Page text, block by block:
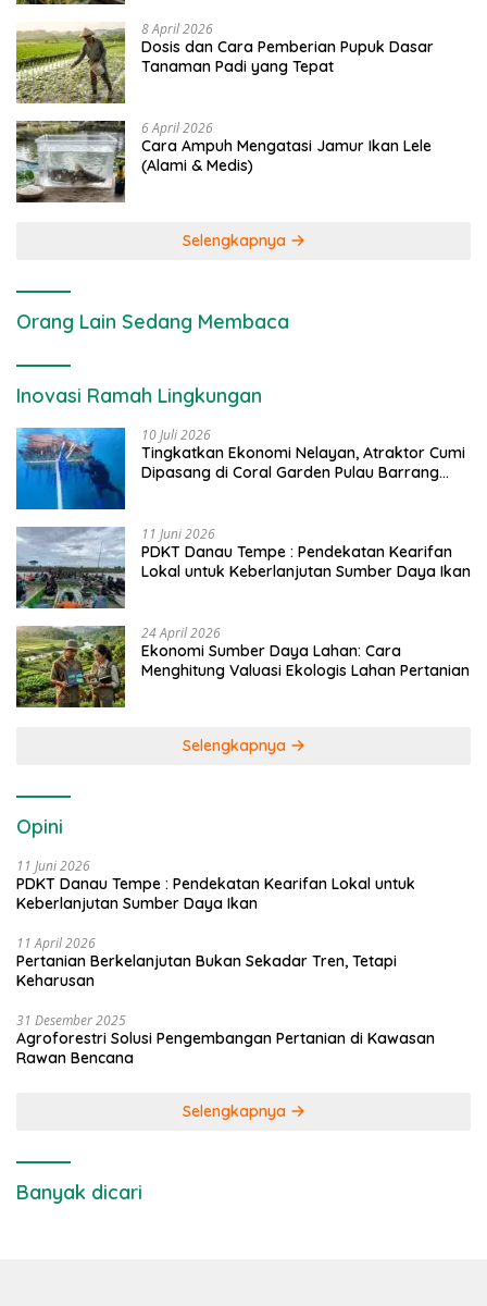
8 April 2026
Dosis dan Cara Pemberian Pupuk Dasar
Tanaman Padi yang Tepat
6 April 2026
Cara Ampuh Mengatasi Jamur Ikan Lele
(Alami & Medis)
Selengkapnya
Orang Lain Sedang Membaca
Inovasi Ramah Lingkungan
10 Juli 2026
Tingkatkan Ekonomi Nelayan, Atraktor Cumi
Dipasang di Coral Garden Pulau Barrang
11 Juni 2026
PDKT Danau Tempe : Pendekatan Kearifan
Lokal untuk Keberlanjutan Sumber Daya Ikan
24 April 2026
Ekonomi Sumber Daya Lahan: Cara
Menghitung Valuasi Ekologis Lahan Pertanian
Selengkapnya
Opini
11 Juni 2026
PDKT Danau Tempe : Pendekatan Kearifan Lokal untuk
Keberlanjutan Sumber Daya Ikan
11 April 2026
Pertanian Berkelanjutan Bukan Sekadar Tren, Tetapi
Keharusan
31 Desember 2025
Agroforestri Solusi Pengembangan Pertanian di Kawasan
Rawan Bencana
Selengkapnya
Banyak dicari